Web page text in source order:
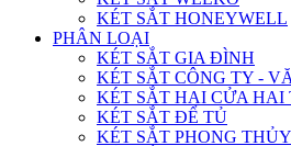
KÉT SẮT HONEYWELL
PHÂN LOẠI
KÉT SẮT GIA ĐÌNH
KÉT SẮT CÔNG TY -
KÉT SẮT HAI CỬA HAI
KÉT SẮT ĐỂ TỦ
KÉT SẮT PHONG THỦY